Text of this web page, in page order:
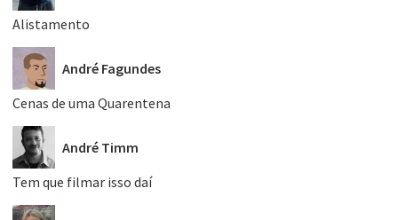
Alistamento
André Fagundes
Cenas de uma Quarentena
André Timm
Tem que filmar isso daí